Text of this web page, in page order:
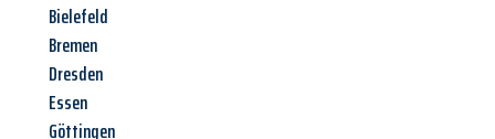
Bielefeld
Bremen
Dresden
Essen
Göttingen